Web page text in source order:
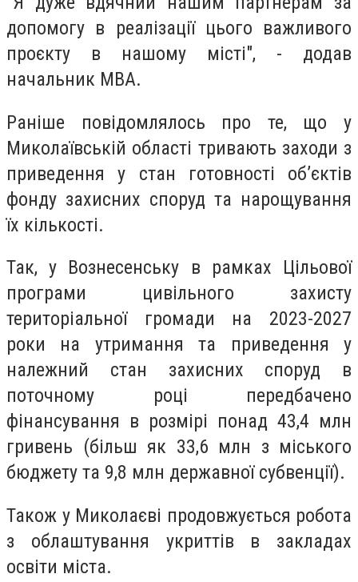
допомогу в реалізації цього важливого
проєкту в нашому місті", - додав
начальник МВА.
Раніше повідомлялось про те, що у
Миколаївській області тривають заходи з
приведення у стан готовності об’єктів
фонду захисних споруд та нарощування
їх кількості.
Так, у Вознесенську в рамках Цільової
програми цивільного захисту
територіальної громади на 2023-2027
роки на утримання та приведення у
належний стан захисних споруд в
поточному році передбачено
фінансування в розмірі понад 43,4 млн
гривень (більш як 33,6 млн з міського
бюджету та 9,8 млн державної субвенції).
Також у Миколаєві продовжується робота
з облаштування укриттів в закладах
освіти міста.